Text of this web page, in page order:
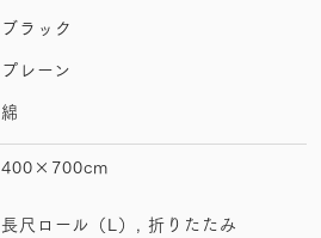
ブラック
プレーン
綿
400×700cm
長尺ロール（L）, 折りたたみ